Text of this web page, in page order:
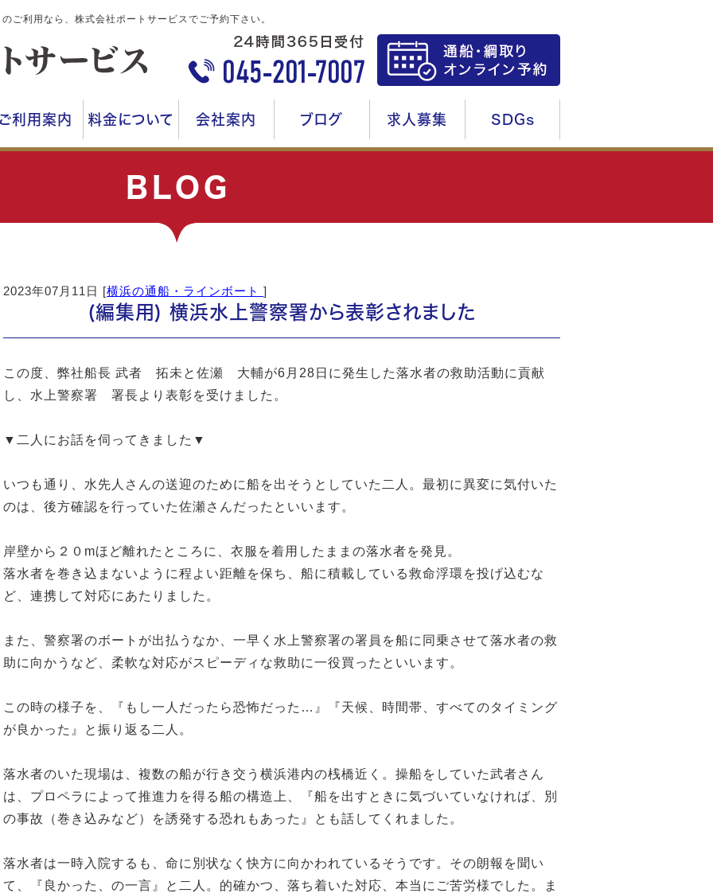
ご利用なら、株式会社ポートサービスでご予約下さい。
利用案内 料金について 会社案内 ブログ 求人募集 SDGs
BLOG
2023年07月11日 [横浜の通船・ラインボート ]
(編集用) 横浜水上警察署から表彰されました
この度、弊社船長 武者 拓未と佐瀬 大輔が6月28日に発生した落水者の救助活動に貢献
し、水上警察署 署長より表彰を受けました。
▼二人にお話を伺ってきました▼
いつも通り、水先人さんの送迎のために船を出そうとしていた二人。最初に異変に気付いた
のは、後方確認を行っていた佐瀬さんだったといいます。
岸壁から２０mほど離れたところに、衣服を着用したままの落水者を発見。
落水者を巻き込まないように程よい距離を保ち、船に積載している救命浮環を投げ込むな
ど、連携して対応にあたりました。
また、警察署のボートが出払うなか、一早く水上警察署の署員を船に同乗させて落水者の救
助に向かうなど、柔軟な対応がスピーディな救助に一役買ったといいます。
この時の様子を、『もし一人だったら恐怖だった…』『天候、時間帯、すべてのタイミング
が良かった』と振り返る二人。
落水者のいた現場は、複数の船が行き交う横浜港内の桟橋近く。操船をしていた武者さん
は、プロペラによって推進力を得る船の構造上、『船を出すときに気づいていなければ、別
の事故（巻き込みなど）を誘発する恐れもあった』とも話してくれました。
落水者は一時入院するも、命に別状なく快方に向かわれているそうです。その朗報を聞い
て、『良かった、の一言』と二人。的確かつ、落ち着いた対応、本当にご苦労様でした。ま